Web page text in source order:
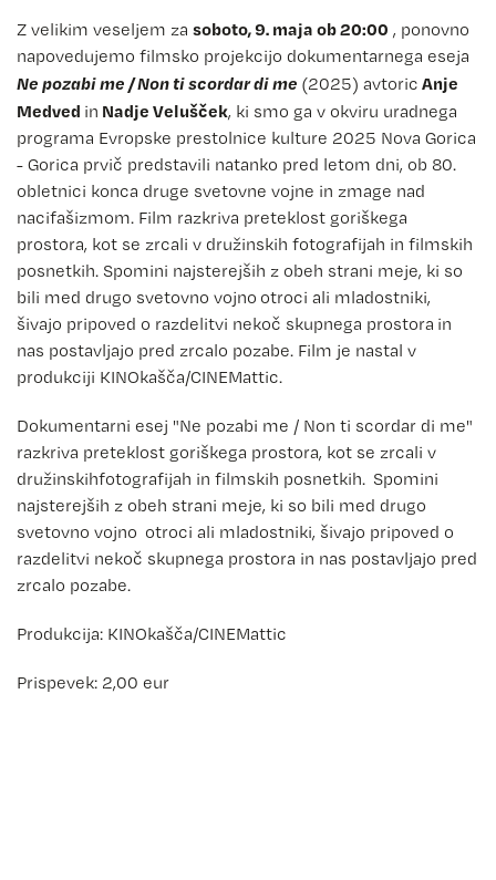
Z velikim veseljem za soboto, 9. maja ob 20:00 , ponovno
napovedujemo filmsko projekcijo dokumentarnega eseja
Ne pozabi me / Non ti scordar di me (2025) avtoric Anje
Medved in Nadje Velušček, ki smo ga v okviru uradnega
programa Evropske prestolnice kulture 2025 Nova Gorica
- Gorica prvič predstavili natanko pred letom dni, ob 80.
obletnici konca druge svetovne vojne in zmage nad
nacifašizmom. Film razkriva preteklost goriškega
prostora, kot se zrcali v družinskih fotografijah in filmskih
posnetkih. Spomini najsterejših z obeh strani meje, ki so
bili med drugo svetovno vojno otroci ali mladostniki,
šivajo pripoved o razdelitvi nekoč skupnega prostora in
nas postavljajo pred zrcalo pozabe. Film je nastal v
produkciji KINOkašča/CINEMattic.
Dokumentarni esej "Ne pozabi me / Non ti scordar di me"
razkriva preteklost goriškega prostora, kot se zrcali v
družinskihfotografijah in filmskih posnetkih. Spomini
najsterejših z obeh strani meje, ki so bili med drugo
svetovno vojno otroci ali mladostniki, šivajo pripoved o
razdelitvi nekoč skupnega prostora in nas postavljajo pred
zrcalo pozabe.
Produkcija: KINOkašča/CINEMattic
Prispevek: 2,00 eur